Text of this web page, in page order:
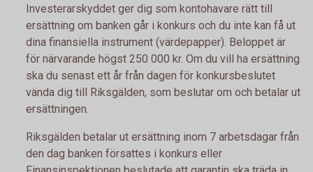
Investerarskyddet ger dig som kontohavare rätt till
ersättning om banken går i konkurs och du inte kan få ut
dina finansiella instrument (värdepapper). Beloppet är
för närvarande högst 250 000 kr. Om du vill ha ersättning
ska du senast ett år från dagen för konkursbeslutet
vända dig till Riksgälden, som beslutar om och betalar ut
ersättningen.
Riksgälden betalar ut ersättning inom 7 arbetsdagar från
den dag banken försattes i konkurs eller